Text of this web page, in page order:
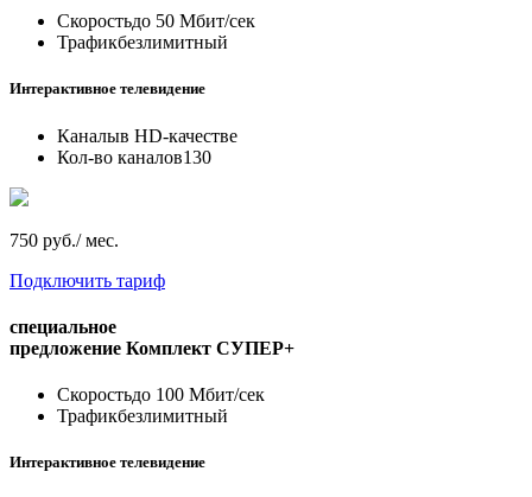
Скоростьдо 50 Мбит/сек
Трафикбезлимитный
Интерактивное телевидение
Каналыв HD-качестве
Кол-во каналов130
750 руб./ мес.
Подключить тариф
специальное
предложение Комплект СУПЕР+
Скоростьдо 100 Мбит/сек
Трафикбезлимитный
Интерактивное телевидение